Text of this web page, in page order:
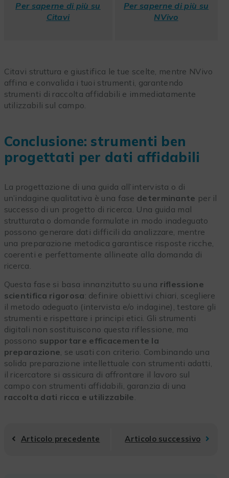
Per saperne di più su
Citavi
Per saperne di più su
NVivo
Citavi struttura e giustifica le tue scelte, mentre NVivo
affina e convalida i tuoi strumenti, garantendo
strumenti di raccolta affidabili e immediatamente
utilizzabili sul campo.
Conclusione: strumenti ben
progettati per dati affidabili
La progettazione di una guida all’intervista o di
un’indagine qualitativa è una fase determinante per il
successo di un progetto di ricerca. Una guida mal
strutturata o domande formulate in modo inadeguato
possono generare dati difficili da analizzare, mentre
una preparazione metodica garantisce risposte ricche,
coerenti e perfettamente allineate alla domanda di
ricerca.
Questa fase si basa innanzitutto su una riflessione
scientifica rigorosa: definire obiettivi chiari, scegliere
il metodo adeguato (intervista e/o indagine), testare gli
strumenti e rispettare i principi etici. Gli strumenti
digitali non sostituiscono questa riflessione, ma
possono supportare efficacemente la
preparazione, se usati con criterio. Combinando una
solida preparazione intellettuale con strumenti adatti,
il ricercatore si assicura di affrontare il lavoro sul
campo con strumenti affidabili, garanzia di una
raccolta dati ricca e utilizzabile.
Articolo precedente Articolo successivo